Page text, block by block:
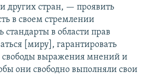
других стран, — проявить
в своем стремлении
стандарты в области прав
[миру], гарантировать
свободы выражения мнений и
они свободно выполняли свои